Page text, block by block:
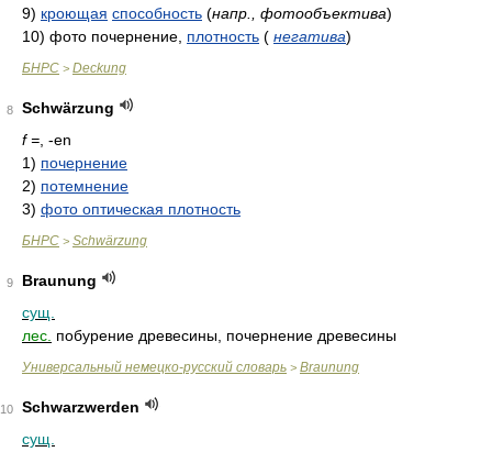
9) кроющая способность (напр., фотообъектива)
10) фото почернение, плотность ( негатива)
БНРС > Deckung
8
Schwärzung
f = , -en
1) почернение
2) потемнение
3) фото оптическая плотность
БНРС > Schwärzung
9
Braunung
сущ.
лес. побурение древесины, почернение древесины
Универсальный немецко-русский словарь > Braunung
10
Schwarzwerden
сущ.